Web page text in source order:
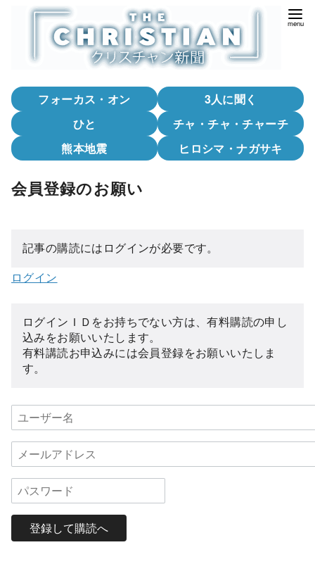
フォーカス・オン
3人に聞く
ひと
チャ・チャ・チャーチ
熊本地震
ヒロシマ・ナガサキ
会員登録のお願い
記事の購読にはログインが必要です。
ログイン
ログインＩＤをお持ちでない方は、有料購読の申し
込みをお願いいたします。
有料講読お申込みには会員登録をお願いいたしま
す。
登録して購読へ